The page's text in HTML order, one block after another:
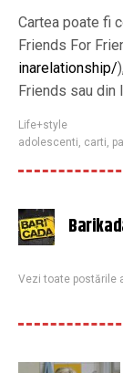
Cartea poate fi
Friends For
inarelationship/
Friends sau din
Life+style
adolescenti, carti,
Vezi toate postările